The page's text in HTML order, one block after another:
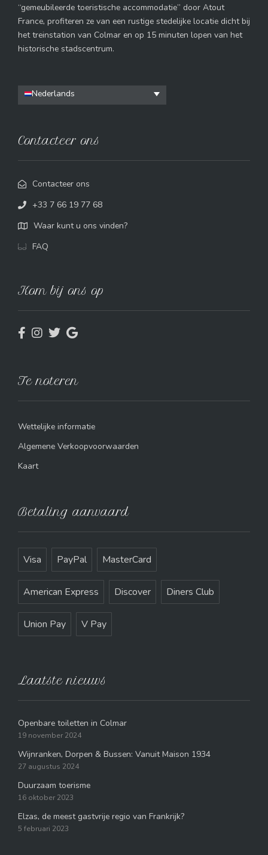
“gemeubileerde toeristische accommodatie” door Atout
France, profiteren ze van een rustige stedelijke locatie dicht bij
het treinstation van Colmar en op 15 minuten lopen van het
historische stadscentrum.
Nederlands
Contacteer ons
Contacteer ons
+33 7 66 19 77 68
Waar kunt u ons vinden?
FAQ
Kom bij ons op
Te noteren
Wettelijke informatie
Algemene Verkoopvoorwaarden
Kaart
Betaling aanvaard
Visa PayPal MasterCard
American Express Discover Diners Club
Union Pay V Pay
Laatste nieuws
Openbare toiletten in Colmar
19 november 2024
Wijnranken, Dorpen & Bussen: Vanuit Maison 1934
27 augustus 2024
Duurzaam toerisme
16 oktober 2023
Elzas, de meest gastvrije regio van Frankrijk?
5 februari 2023